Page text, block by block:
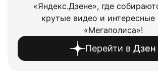
«Яндекс.Дзене», где
крутые видео и интересные
«Мегаполиса»!
Перейти в Дзен